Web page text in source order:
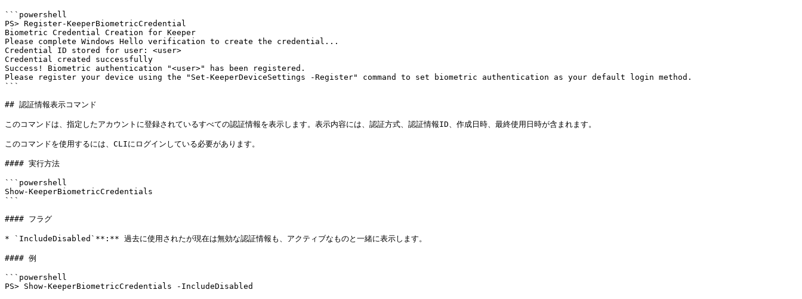
```powershell
PS> Register-KeeperBiometricCredential
Biometric Credential Creation for Keeper
Please complete Windows Hello verification to create the credential...
Credential ID stored for user: <user>
Credential created successfully
Success! Biometric authentication "<user>" has been registered.
Please register your device using the "Set-KeeperDeviceSettings -Register" command to set biometric authentication as your default login method.
```
## 認証情報表示コマンド
このコマンドは、指定したアカウントに登録されているすべての認証情報を表示します。表示内容には、認証方式、認証情報ID、作成日時、最終使用日時が含まれます。
このコマンドを使用するには、CLIにログインしている必要があります。
#### 実行方法
```powershell
Show-KeeperBiometricCredentials
```
#### フラグ
* `IncludeDisabled`**:** 過去に使用されたが現在は無効な認証情報も、アクティブなものと一緒に表示します。
#### 例
```powershell
PS> Show-KeeperBiometricCredentials -IncludeDisabled